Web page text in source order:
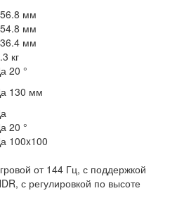
мм
мм
мм
кг
20 °
130 мм
20 °
100x100
от 144 Гц, с поддержкой
с регулировкой по высоте